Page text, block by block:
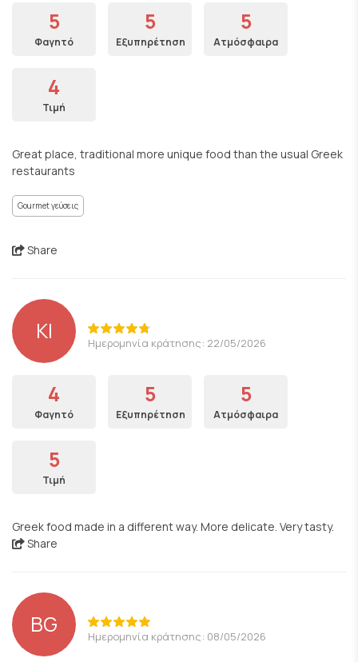
5
Φαγητό
5
Εξυπηρέτηση
5
Ατμόσφαιρα
4
Τιμή
Great place, traditional more unique food than the usual Greek
restaurants
Gourmet γεύσεις
Share
KI Ημερομηνία κράτησης: 22/05/2026
4
Φαγητό
5
Εξυπηρέτηση
5
Ατμόσφαιρα
5
Τιμή
Greek food made in a different way. More delicate. Very tasty.
Share
BG Ημερομηνία κράτησης: 08/05/2026